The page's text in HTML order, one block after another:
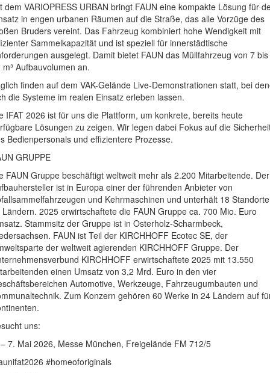
dem VARIOPRESS URBAN bringt FAUN eine kompakte Lösung für
in engen urbanen Räumen auf die Straße, das alle Vorzüge des
Bruders vereint. Das Fahrzeug kombiniert hohe Wendigkeit mit
Sammelkapazität und ist speziell für innerstädtische
ausgelegt. Damit bietet FAUN das Müllfahrzeug von 7 bis
m³ Aufbauvolumen an.
finden auf dem VAK-Gelände Live-Demonstrationen statt, bei
die Systeme im realen Einsatz erleben lassen.
IFAT 2026 ist für uns die Plattform, um konkrete, bereits heute
Lösungen zu zeigen. Wir legen dabei Fokus auf die
Bedienpersonals und effizientere Prozesse.
GRUPPE
FAUN Gruppe beschäftigt weltweit mehr als 2.200 Mitarbeitende. Der
ist in Europa einer der führenden Anbieter von
und Kehrmaschinen und unterhält 18
Ländern. 2025 erwirtschaftete die FAUN Gruppe ca. 700 Mio. Euro
Stammsitz der Gruppe ist in Osterholz-Scharmbeck,
FAUN ist Teil der KIRCHHOFF Ecotec SE, der
der weltweit agierenden KIRCHHOFF Gruppe. Der
KIRCHHOFF erwirtschaftete 2025 mit 13.550
einen Umsatz von 3,2 Mrd. Euro in den vier
Automotive, Werkzeuge, Fahrzeugumbauten und
Zum Konzern gehören 60 Werke in 24 Ländern auf
uns:
7. Mai 2026, Messe München, Freigelände FM 712/5
#homeoforiginals